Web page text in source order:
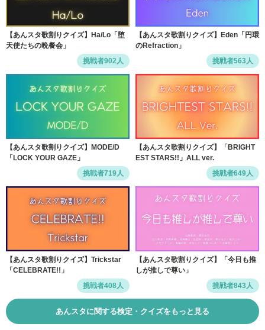
【あんスタ歌割りクイズ】Ha/Lo「堕
天使たちの晩餐会」
挑戦者902人
【あんスタ歌割りクイズ】Eden「円環
のRefraction」
挑戦者563人
【あんスタ歌割りクイズ】MODE/D
「LOCK YOUR GAZE」
挑戦者719人
【あんスタ歌割りクイズ】「BRIGHT
EST STARS!!」ALL ver.
挑戦者649人
【あんスタ歌割りクイズ】Trickstar
「CELEBRATE!!」
挑戦者408人
【あんスタ歌割りクイズ】「今日も推
しが推しで尊い」
挑戦者843人
あんスタに関する検定・クイズをもっと見る